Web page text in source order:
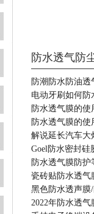
防水透气防
防潮防水防油
电动牙刷如何防
防水透气膜的使
防水透气膜的使
解说延长汽车大
Goel防水密封硅
防水透气膜防护
瓷砖贴防水透气
黑色防水透声膜
2022年防水透